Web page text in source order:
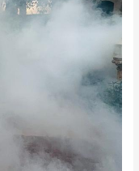
والناموس
والذباب